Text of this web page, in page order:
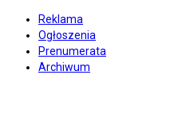
Reklama
Ogłoszenia
Prenumerata
Archiwum